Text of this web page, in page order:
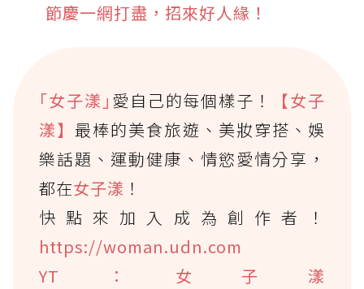
節慶一網打盡，招來好人緣！
｢女子漾｣ 愛自己的每個樣子！
【女子
漾】最棒的美食旅遊、美妝穿搭、娛
樂話題、運動健康、情慾愛情分享，
都在女子漾 ！
快點來加入成為創作者！
https://woman.udn.com
YT：女子漾